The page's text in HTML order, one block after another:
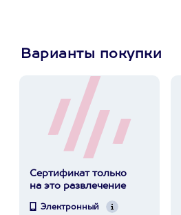
Варианты покупки
Сертификат только
на это развлечение
Электронный